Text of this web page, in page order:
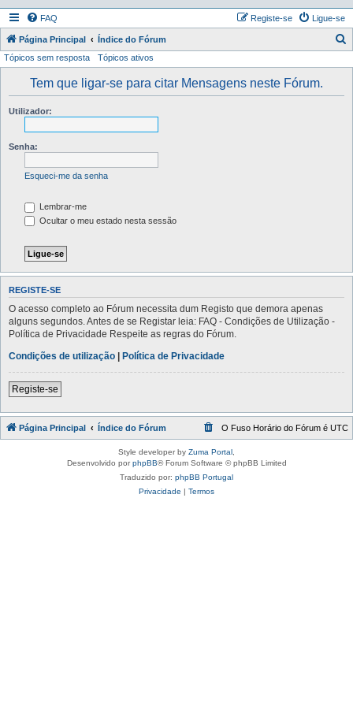
FAQ Ligue-se
Registe-se
Página Principal Índice do Fórum
Tópicos sem resposta Tópicos ativos
Tem que ligar-se para citar Mensagens neste Fórum.
Utilizador:
Senha:
Esqueci-me da senha
Lembrar-me
Ocultar o meu estado nesta sessão
REGISTE-SE
O acesso completo ao Fórum necessita dum Registo que demora apenas
alguns segundos. Antes de se Registar leia: FAQ - Condições de Utilização -
Política de Privacidade Respeite as regras do Fórum.
Condições de utilização | Política de Privacidade
Registe-se
Página Principal Índice do Fórum O Fuso Horário do Fórum é UTC
Style developer by Zuma Portal
Desenvolvido porphpBB® Forum Software © phpBB Limited
Traduzido por: phpBB Portugal
Privacidade | Termos